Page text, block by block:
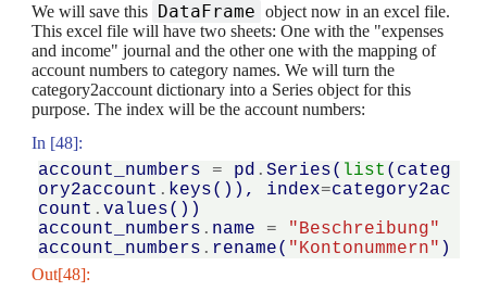
We will save this DataFrame object now in an excel file.
This excel file will have two sheets: One with the "expenses
and income" journal and the other one with the mapping of
account numbers to category names. We will turn the
category2account dictionary into a Series object for this
purpose. The index will be the account numbers:
In [48]:
account_numbers = pd .Series( list ( categ
ory2account . keys()), index=category2ac
count .values())
account_numbers . name =
"Beschreibung"
account_numbers . rename( "Kontonummern" )
Out[48]: